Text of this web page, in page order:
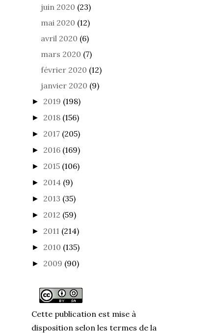
juin 2020 (23)
mai 2020 (12)
avril 2020 (6)
mars 2020 (7)
février 2020 (12)
janvier 2020 (9)
► 2019 (198)
► 2018 (156)
► 2017 (205)
► 2016 (169)
► 2015 (106)
► 2014 (9)
► 2013 (35)
► 2012 (59)
► 2011 (214)
► 2010 (135)
► 2009 (90)
Cette publication est mise à
disposition selon les termes de la